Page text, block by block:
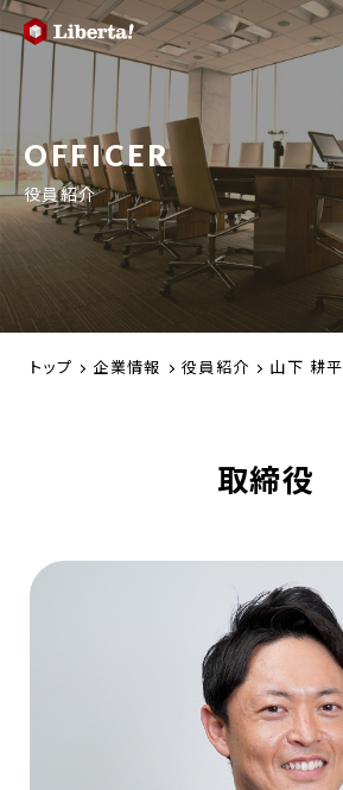
OFFICER
役員紹介
トップ 企業情報 役員紹介 山下 耕平
取締役